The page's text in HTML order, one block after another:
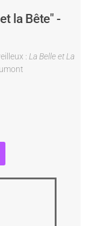
la Bête" -
: La Belle et La